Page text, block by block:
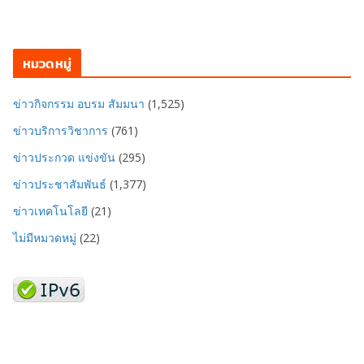
หมวดหมู่
ข่าวกิจกรรม อบรม สัมมนา (1,525)
ข่าวบริการวิชาการ (761)
ข่าวประกวด แข่งขัน (295)
ข่าวประชาสัมพันธ์ (1,377)
ข่าวเทคโนโลยี (21)
ไม่มีหมวดหมู่ (22)